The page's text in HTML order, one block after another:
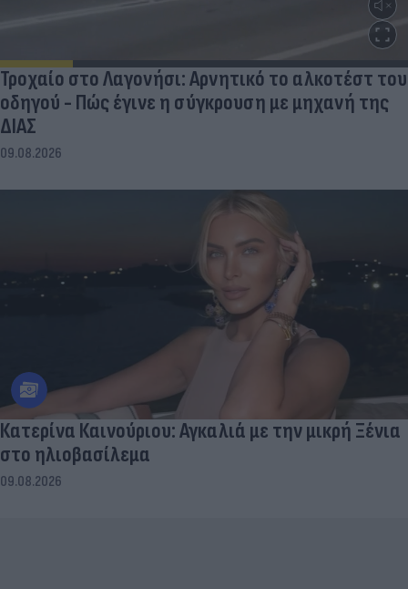
Τροχαίο στο Λαγονήσι: Αρνητικό το αλκοτέστ του
οδηγού - Πώς έγινε η σύγκρουση με μηχανή της
ΔΙΑΣ
09.08.2026
Κατερίνα Καινούριου: Αγκαλιά με την μικρή Ξένια
στο ηλιοβασίλεμα
09.08.2026